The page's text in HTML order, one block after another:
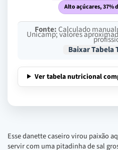
Alto açúcares, 37%
Fonte:Calculado
Unicamp; valores
Baixar Tabela
Ver tabela nutricional
Esse danette caseiro virou paixão
servir com uma pitadinha de sal